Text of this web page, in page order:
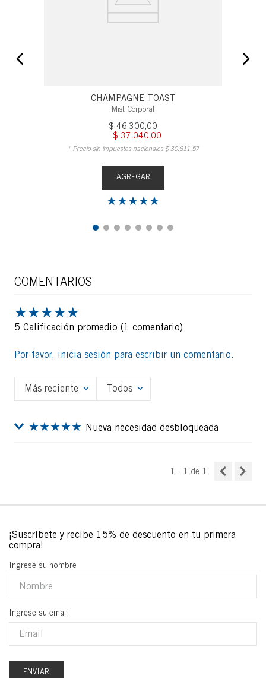
CHAMPAGNE TOAST
Mist Corporal
$ 46.300,00
$ 37.040,00
* Precio sin impuestos nacionales $ 30. 611 57
AGREGAR
★★★★★
COMENTARIOS
★★★★★
5 Calificación promedio (1 comentario)
Por favor, inicia sesión para escribir un comentario.
Más reciente Todos
★★★★★ Nueva necesidad desbloqueada
palermo, me compre la linea champagne y estoy
productos!! son un 1000
1 - 1 de 1
Ingrese su nombre
Ingrese su email
ENVIAR